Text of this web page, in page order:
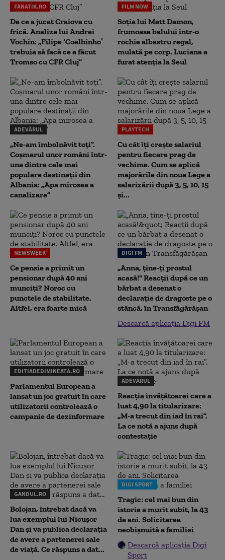
FANATIK.RO
De ce a jucat Craiova cu
frică. Analiza lui Andrei
Vochin: „Filipe ‘Coelhinho’
trebuia să facă ce a făcut
Tromso cu CFR Cluj”
FILM NOW
Soția lui Matt Damon,
frumoasa balului într-o
rochie albastru regal,
mulată pe corp. Luciana a
furat atenția la Seul
ADEVĂRUL
„Ne-am îmbolnăvit toți”.
Coșmarul unor români într-
una dintre cele mai
populare destinații din
Albania: „Apa mirosea a
canalizare”
PLAYTECH
Cu cât îți crește salariul
pentru fiecare prag de
vechime. Cum se aplică
majorările din noua Lege a
salarizării după 3, 5, 10, 15
și...
NEWSWEEK
Ce pensie a primit un
pensionar după 40 ani
munciți? Noroc cu
punctele de stabilitate.
Altfel, era foarte mică
DIGI FM
„Anna, ţine-ţi prostul
acasă!" Reacţii după ce un
bărbat a desenat o
declaraţie de dragoste pe o
stâncă, în Transfăgărăşan
Descarcă aplicația Digi FM
EDITIADEDIMINEATA.RO
Parlamentul European a
lansat un joc gratuit în care
utilizatorii controlează o
campanie de dezinformare
ADEVARUL
Reacția învățătoarei care a
luat 4,90 la titularizare:
„M-a trecut din iad în rai”.
La ce notă a ajuns după
contestație
GANDUL.RO
Bolojan, întrebat dacă va
lua exemplul lui Nicușor
Dan și va publica declarația
de avere a partenerei sale
de viață. Ce răspuns a dat...
DIGI SPORT
Tragic: cel mai bun din
istorie a murit subit, la 43
de ani. Solicitarea
neobișnuită a familiei
Descarcă aplicația Digi
Sport